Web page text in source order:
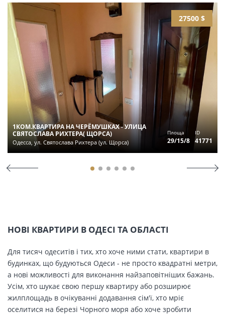
27500 $
1КОМ.КВАРТИРА НА ЧЕРЁМУШКАХ - УЛИЦА
СВЯТОСЛАВА РИХТЕРА( ЩОРСА)
Одесса, ул. Святослава Рихтера (ул. Щорса)
Площа
29/15/8
ID
41771
НОВІ КВАРТИРИ В ОДЕСІ ТА ОБЛАСТІ
Для тисяч одеситів і тих, хто хоче ними стати, квартири в
будинках, що будуються Одеси - не просто квадратні метри,
а нові можливості для виконання найзаповітніших бажань.
Усім, хто шукає свою першу квартиру або розширює
жилплощадь в очікуванні додавання сім'ї, хто мріє
оселитися на березі Чорного моря або хоче зробити